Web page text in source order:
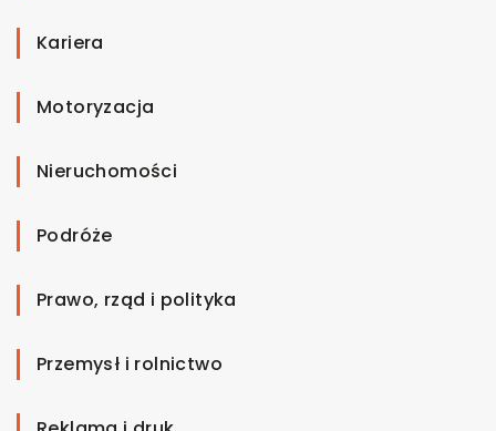
Kariera
Motoryzacja
Nieruchomości
Podróże
Prawo, rząd i polityka
Przemysł i rolnictwo